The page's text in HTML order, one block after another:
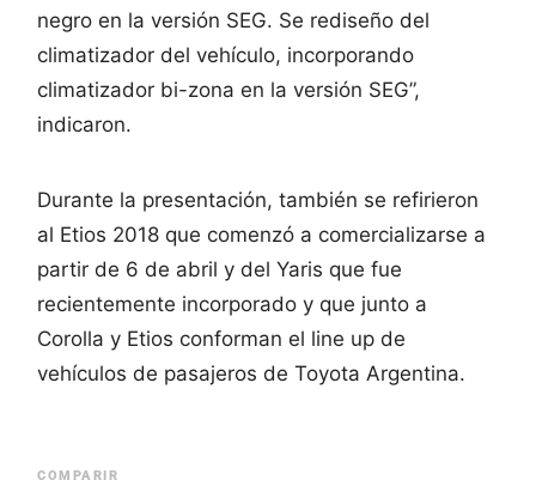
negro en la versión SEG. Se rediseño del
climatizador del vehículo, incorporando
climatizador bi-zona en la versión SEG”,
indicaron.
Durante la presentación, también se refirieron
al Etios 2018 que comenzó a comercializarse a
partir de 6 de abril y del Yaris que fue
recientemente incorporado y que junto a
Corolla y Etios conforman el line up de
vehículos de pasajeros de Toyota Argentina.
COMPARIR